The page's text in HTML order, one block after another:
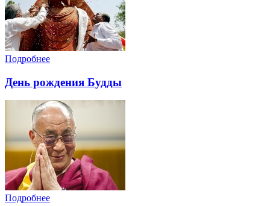
Подробнее
День рождения Будды
Подробнее